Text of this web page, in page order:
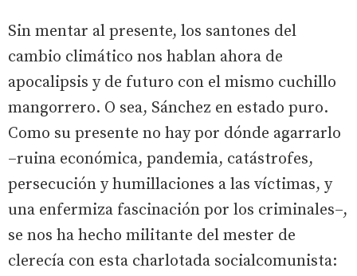
Sin mentar al presente, los santones del
cambio climático nos hablan ahora de
apocalipsis y de futuro con el mismo cuchillo
mangorrero. O sea, Sánchez en estado puro.
Como su presente no hay por dónde agarrarlo
–ruina económica, pandemia, catástrofes,
persecución y humillaciones a las víctimas, y
una enfermiza fascinación por los criminales–,
se nos ha hecho militante del mester de
clerecía con esta charlotada socialcomunista: